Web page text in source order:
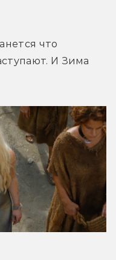
что
И Зима